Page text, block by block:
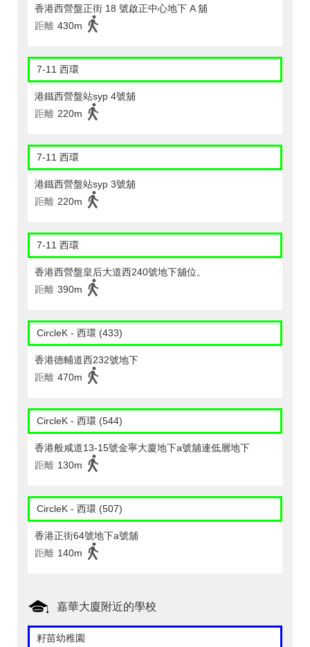
香港西營盤正街 18 號啟正中心地下 A 舖
距離 430m
7-11 西環
港鐵西營盤站syp 4號舖
距離 220m
7-11 西環
港鐵西營盤站syp 3號舖
距離 220m
7-11 西環
香港西營盤皇后大道西240號地下舖位。
距離 390m
CircleK - 西環 (433)
香港德輔道西232號地下
距離 470m
CircleK - 西環 (544)
香港般咸道13-15號金寧大廈地下a號舖連低層地下
距離 130m
CircleK - 西環 (507)
香港正街64號地下a號舖
距離 140m
嘉華大廈附近的學校
籽苗幼稚園